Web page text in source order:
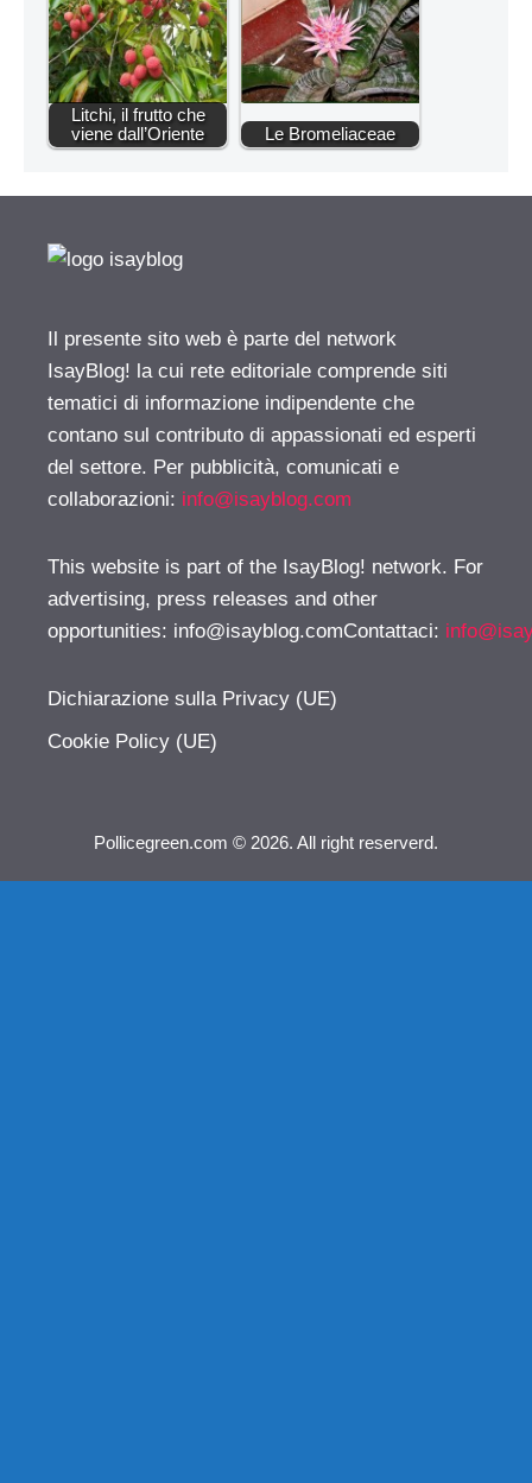
Litchi, il frutto che
viene dall’Oriente
Le Bromeliaceae
Il presente sito web è parte del network
IsayBlog! la cui rete editoriale comprende siti
tematici di informazione indipendente che
contano sul contributo di appassionati ed esperti
del settore. Per pubblicità, comunicati e
collaborazioni: info@isayblog.com
This website is part of the IsayBlog! network. For
advertising, press releases and other
opportunities: info@isayblog.comContattaci:
Dichiarazione sulla Privacy (UE)
Cookie Policy (UE)
Pollicegreen.com © 2026. All right reserverd.